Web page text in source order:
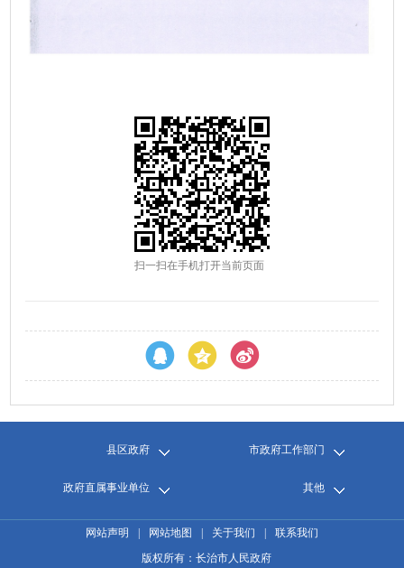
扫一扫在手机打开当前页面
县区政府 市政府工作部门
政府直属事业单位 其他
网站声明 网站地图 关于我们
联系我们
版权所有：长治市人民政府